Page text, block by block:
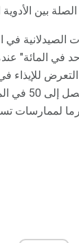
بين الأدوية
في
في المائة"
للإيذاء
المصابين
لممارسات